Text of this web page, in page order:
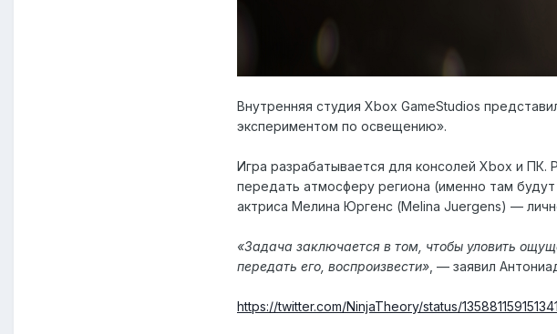
Внутренняя студия Xbox GameStudios
экспериментом по освещению».
Игра разрабатывается для консолей Xbox и
передать атмосферу региона (именно там
актриса Мелина Юргенс (Melina Juergens) —
«Задача заключается в том, чтобы уловить
передать его, воспроизвести» , — заявил
https://twitter.com/NinjaTheory/status/